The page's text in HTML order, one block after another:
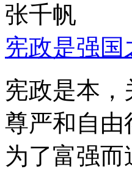
张千帆
宪政是强国
宪政是本
尊严和自由
为了富强